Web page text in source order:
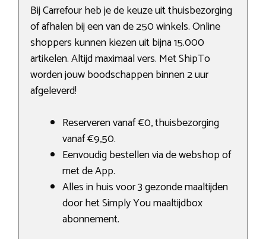
Bij Carrefour heb je de keuze uit thuisbezorging
of afhalen bij een van de 250 winkels. Online
shoppers kunnen kiezen uit bijna 15.000
artikelen. Altijd maximaal vers. Met ShipTo
worden jouw boodschappen binnen 2 uur
afgeleverd!
Reserveren vanaf €0, thuisbezorging
vanaf €9,50.
Eenvoudig bestellen via de webshop of
met de App.
Alles in huis voor 3 gezonde maaltijden
door het Simply You maaltijdbox
abonnement.